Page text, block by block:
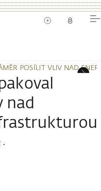
POSÍLIT VLIV NAD
POSÍLIT VLIV NAD
nad
・